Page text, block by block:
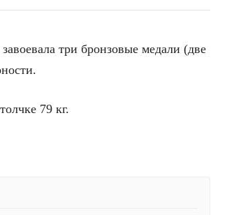
три бронзовые медали (две
79 кг.